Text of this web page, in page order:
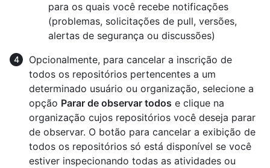
para os quais você recebe notificações
(problemas, solicitações de pull, versões,
alertas de segurança ou discussões)
Opcionalmente, para cancelar a inscrição de
todos os repositórios pertencentes a um
determinado usuário ou organização, selecione a
opção Parar de observar todos e clique na
organização cujos repositórios você deseja parar
de observar. O botão para cancelar a exibição de
todos os repositórios só está disponível se você
estiver inspecionando todas as atividades ou